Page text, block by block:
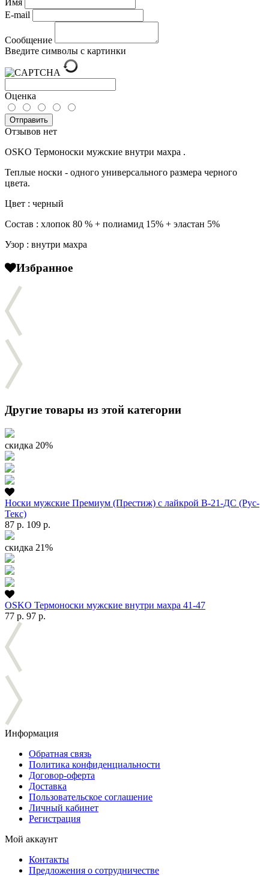
E-mail
Сообщение
Введите символы с картинки
Оценка
Отправить
Отзывов нет
OSKO Термоноски мужские внутри махра .
Теплые носки - одного универсального размера черного
цвета.
Цвет : черный
Состав : хлопок 80 % + полиамид 15% + эластан 5%
Узор : внутри махра
Избранное
Другие товары из этой категории
скидка 20%
Носки мужские Премиум (Престиж) с лайкрой В-21-ДС (Рус-
Текс)
87 р. 109 р.
скидка 21%
OSKO Термоноски мужские внутри махра 41-47
77 р. 97 р.
Информация
Обратная связь
Политика конфиденциальности
Договор-оферта
Доставка
Пользовательское соглашение
Личный кабинет
Регистрация
Мой аккаунт
Контакты
Предложения о сотрудничестве